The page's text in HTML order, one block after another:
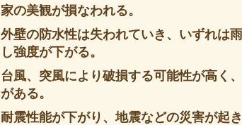
家の美観が損なわれる。
外壁の防水性は失われていき、いずれは
し強度が下がる。
台風、突風により破損する可能性が高く
がある。
耐震性能が下がり、地震などの災害が起